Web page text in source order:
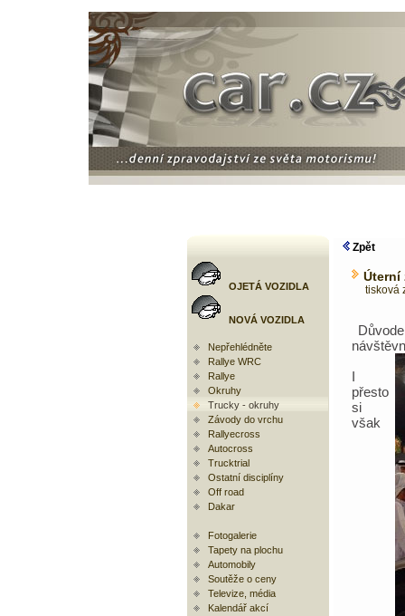
OJETÁ VOZIDLA
NOVÁ VOZIDLA
Nepřehlédněte
Rallye WRC
Rallye
Okruhy
Trucky - okruhy
Závody do vrchu
Rallyecross
Autocross
Trucktrial
Ostatní disciplíny
Off road
Dakar
Fotogalerie
Tapety na plochu
Automobily
Soutěže o ceny
Televize, média
Kalendář akcí
Zpět
Úterní
tisková
I
přesto
si
však